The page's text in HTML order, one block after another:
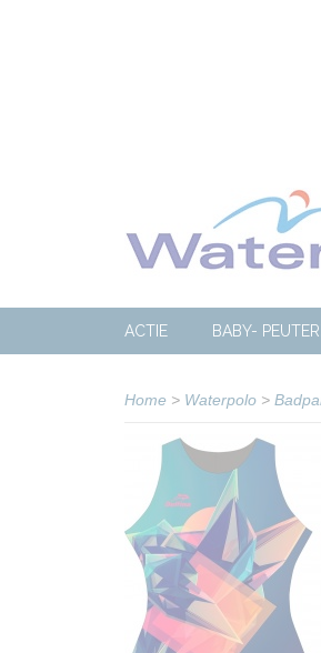
ACTIE BABY-
Home > Waterpolo >